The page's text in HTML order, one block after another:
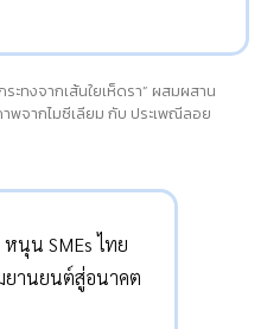
ทงจากเส้นใยเห็ดรา” ผสมผสาน
พจากไมซีเลียม กับ ประเพณีลอย
นุน SMEs ไทย
ยานยนต์สู่อนาคต